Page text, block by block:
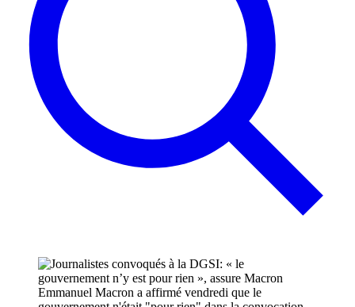
Emmanuel Macron a affirmé vendredi que le